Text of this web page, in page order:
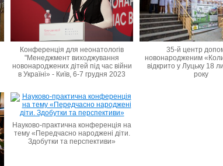
Конференція для неонатологів
"Менеджмент виходжування
новонароджених дітей під час війни
в Україні» - Київ, 6-7 грудня 2023
35-й центр
новонародженим
відкрито у Луцьку 18
року
Науково-практична конференція на
тему «Передчасно народжені діти.
Здобутки та перспективи»